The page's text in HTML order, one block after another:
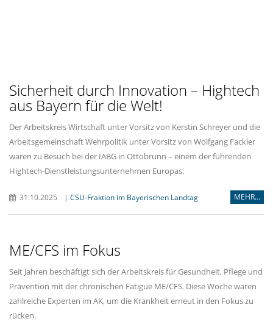
Sicherheit durch Innovation – Hightech
aus Bayern für die Welt!
Der Arbeitskreis Wirtschaft unter Vorsitz von Kerstin Schreyer und die
Arbeitsgemeinschaft Wehrpolitik unter Vorsitz von Wolfgang Fackler
waren zu Besuch bei der IABG in Ottobrunn – einem der führenden
Hightech-Dienstleistungsunternehmen Europas.
31.10.2025 | CSU-Fraktion im Bayerischen Landtag MEHR...
ME/CFS im Fokus
Seit Jahren beschäftigt sich der Arbeitskreis für Gesundheit, Pflege und
Prävention mit der chronischen Fatigue ME/CFS. Diese Woche waren
zahlreiche Experten im AK, um die Krankheit erneut in den Fokus zu
rücken.